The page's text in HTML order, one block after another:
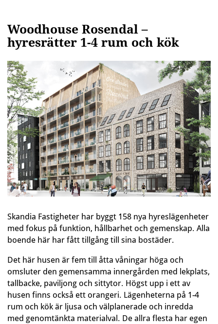
Woodhouse Rosendal –
hyresrätter 1-4 rum och kök
Skandia Fastigheter har byggt 158 nya hyreslägenheter
med fokus på funktion, hållbarhet och gemenskap. Alla
boende här har fått tillgång till sina bostäder.
Det här husen är fem till åtta våningar höga och
omsluter den gemensamma innergården med lekplats,
tallbacke, paviljong och sittytor. Högst upp i ett av
husen finns också ett orangeri. Lägenheterna på 1-4
rum och kök är ljusa och välplanerade och inredda
med genomtänkta materialval. De allra flesta har egen